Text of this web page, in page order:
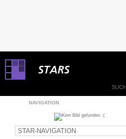
NAVIGATION